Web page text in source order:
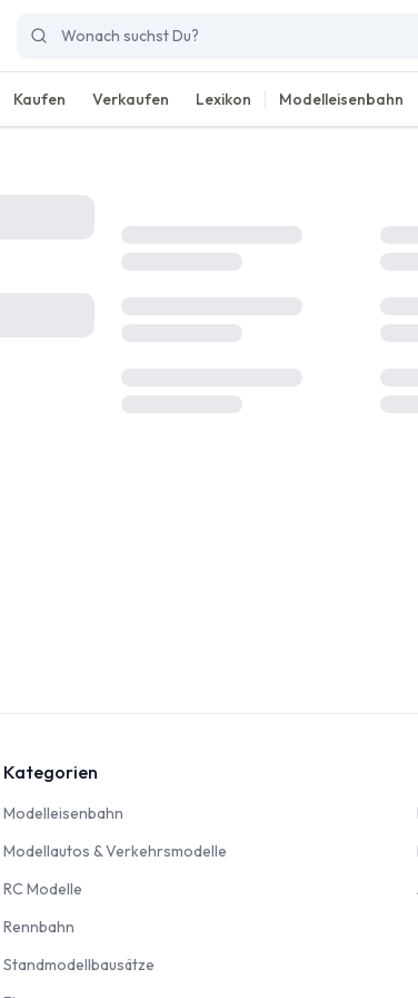
Kaufen Verkaufen Lexikon Modelleisenbahn
Kategorien
Modelleisenbahn
Modellautos & Verkehrsmodelle Modellautos &
RC Modelle
Rennbahn
Standmodellbausätze